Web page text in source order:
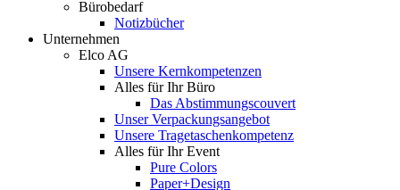
Bürobedarf
Notizbücher
Unternehmen
Elco AG
Unsere Kernkompetenzen
Alles für Ihr Büro
Das Abstimmungscouvert
Unser Verpackungsangebot
Unsere Tragetaschenkompetenz
Alles für Ihr Event
Pure Colors
Paper+Design